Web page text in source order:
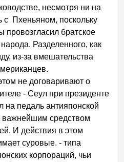
несмотря ни на
с Пхеньяном, поскольку
провозгласил братское
Разделенного, как
из-за вмешательства
не договаривают о
- Сеул при президенте
педаль антияпонской
важнейшим средством
И действия в этом
суровые. - типа
корпораций, чьи